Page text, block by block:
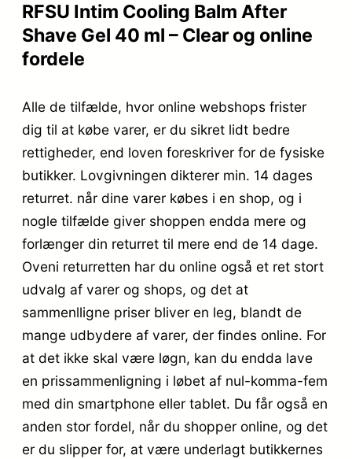
RFSU Intim Cooling Balm After
Shave Gel 40 ml – Clear og online
fordele
Alle de tilfælde, hvor online webshops frister
dig til at købe varer, er du sikret lidt bedre
rettigheder, end loven foreskriver for de fysiske
butikker. Lovgivningen dikterer min. 14 dages
returret. når dine varer købes i en shop, og i
nogle tilfælde giver shoppen endda mere og
forlænger din returret til mere end de 14 dage.
Oveni returretten har du online også et ret stort
udvalg af varer og shops, og det at
sammenlligne priser bliver en leg, blandt de
mange udbydere af varer, der findes online. For
at det ikke skal være løgn, kan du endda lave
en prissammenligning i løbet af nul-komma-fem
med din smartphone eller tablet. Du får også en
anden stor fordel, når du shopper online, og det
er du slipper for, at være underlagt butikkernes